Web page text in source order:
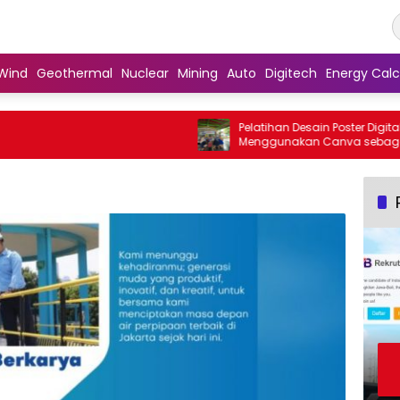
Geothermal Nuclear Mining Auto Digitech Energy
Pelatihan Desain Poster Digital
Menggunakan Canva sebagai Upaya
Penguatan Komunikasi Visual pada